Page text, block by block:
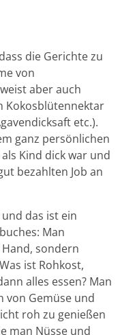
die Gerichte zu
von
aber auch
Kokosblütennektar
etc.).
ganz persönlichen
Kind dick war und
bezahlten Job an
das ist ein
Man
sondern
ist Rohkost,
alles essen? Man
von Gemüse und
roh zu genießen
man Nüsse und